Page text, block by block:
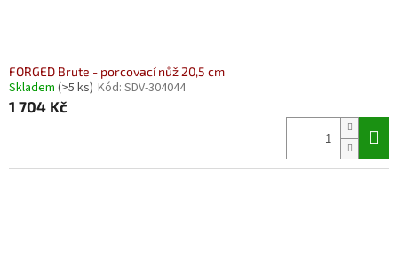
FORGED Brute - porcovací nůž 20,5 cm
Skladem (>5 ks) Kód: SDV-304044
1 704 Kč